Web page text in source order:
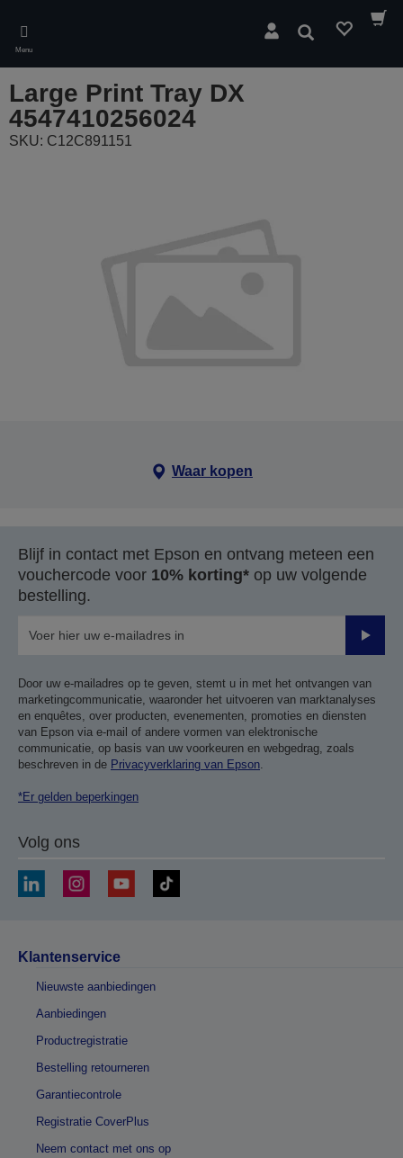
main
content
Menu
Zoeken
Large Print Tray DX
4547410256024
SKU: C12C891151
Waar kopen
Blijf in contact met Epson en ontvang meteen een
vouchercode voor 10% korting* op uw volgende
bestelling.
Door uw e-mailadres op te geven, stemt u in met het ontvangen van
marketingcommunicatie, waaronder het uitvoeren van marktanalyses
en enquêtes, over producten, evenementen, promoties en diensten
van Epson via e-mail of andere vormen van elektronische
communicatie, op basis van uw voorkeuren en webgedrag, zoals
beschreven in de Privacyverklaring van Epson
*Er gelden beperkingen
Volg ons
Klantenservice
Nieuwste aanbiedingen
Aanbiedingen
Productregistratie
Bestelling retourneren
Garantiecontrole
Registratie CoverPlus
Neem contact met ons op